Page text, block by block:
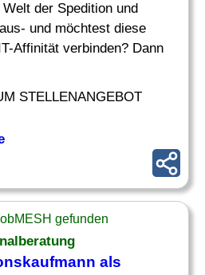
der Spedition und
und möchtest diese
Affinität verbinden? Dann
STELLENANGEBOT
gefunden
als